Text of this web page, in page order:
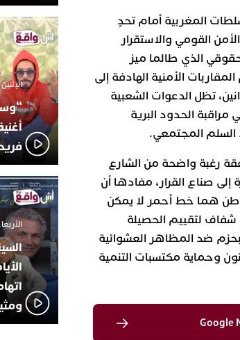
المغربية أمام تحدٍ
القومي والاستقرار
الذي طالما ميز
الأمنية الهادفة إلى
تظل الدعوات الشعبية
الحدود البرية
السلم المجتمعي.
رغبة واضحة من الشارع
صناع القرار، مفادها أن
هما خط أحمر لا يمكن
شفاف لتقييم الحصيلة
ضد المظاهر العشوائية
وحماية مكتسبات التنمية
الإثنين 6 أكتوبر 2025 - 17:31
فريد
الأربعاء 24 سبتمبر 2025 -